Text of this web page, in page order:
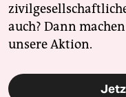
auch? Dann
unsere Aktion.